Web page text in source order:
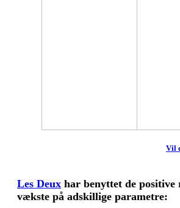
Vil
Les Deux har benyttet de
vækste på adskillige parametre: